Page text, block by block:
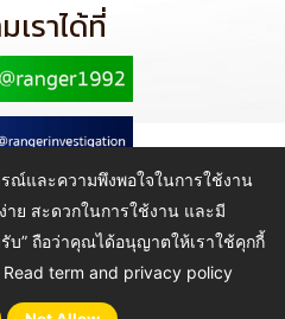
ณ์และความพึงพอใจในการใช้งาน
าย สะดวกในการใช้งาน และมี
บ” ถือว่าคุณได้อนุญาตให้เราใช้คุกกี้
Read term and privacy policy
เราได้ที่
Guard Co., Ltd. All Rights